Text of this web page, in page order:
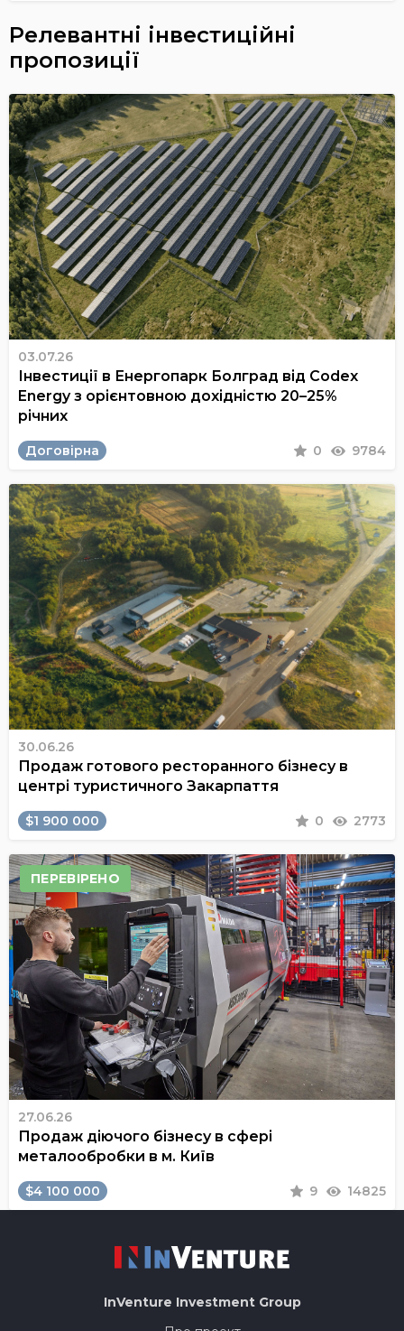
Релевантні інвестиційні
пропозиції
03.07.26
Інвестиції в Енергопарк Болград від Codex
Energy з орієнтовною дохідністю 20–25%
річних
Договірна 0 9784
30.06.26
Продаж готового ресторанного бізнесу в
центрі туристичного Закарпаття
$1 900 000 0 2773
ПЕРЕВІРЕНО
27.06.26
Продаж діючого бізнесу в сфері
металообробки в м. Київ
$4 100 000 9 14825
InVenture Investment Group